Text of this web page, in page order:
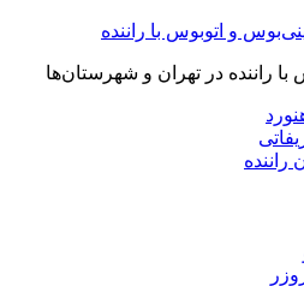
و اتوبوس با راننده
راننده در تهران و شهرستان‌ها
راننده